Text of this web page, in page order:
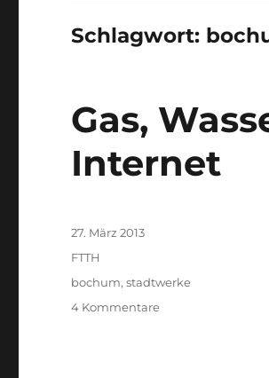
Schlagwort:
Gas,
Internet
Veröffentlicht
27. März 2013
Kategorien
FTTH
Schlagwörter
bochum,stadtwerke
4 Kommentarezu